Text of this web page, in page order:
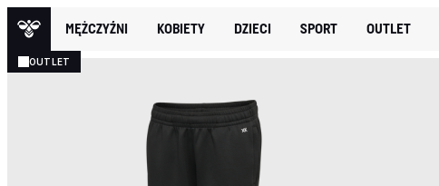
MĘŻCZYŹNI KOBIETY DZIECI SPORT OUTLET
OUTLET